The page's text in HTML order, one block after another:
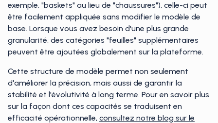
exemple, "baskets" au lieu de "chaussures"), celle-ci peut
être facilement appliquée sans modifier le modèle de
base. Lorsque vous avez besoin d'une plus grande
granularité, des catégories "feuilles" supplémentaires
peuvent être ajoutées globalement sur la plateforme.
Cette structure de modèle permet non seulement
d'améliorer la précision, mais aussi de garantir la
stabilité et l'évolutivité à long terme. Pour en savoir plus
sur la façon dont ces capacités se traduisent en
efficacité opérationnelle, consultez notre blog sur le